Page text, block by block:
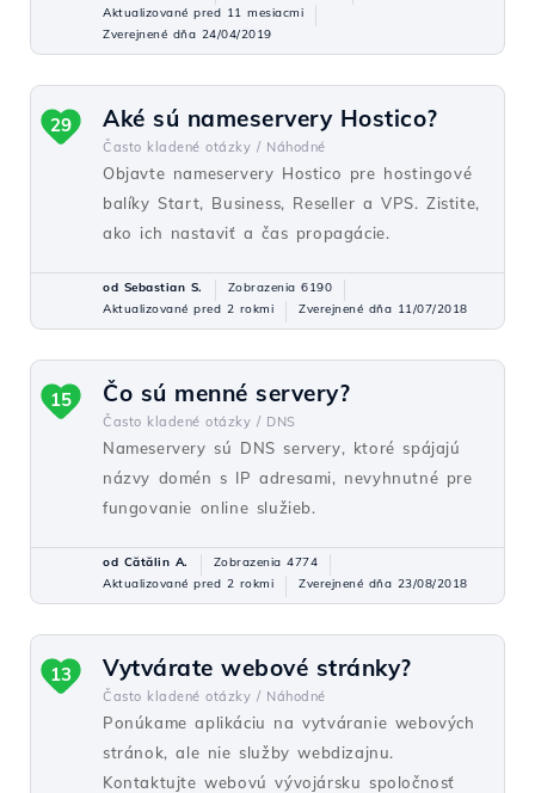
Aktualizované pred 11 mesiacmi
Zverejnené dňa 24/04/2019
Aké sú nameservery Hostico?
Často kladené otázky / Náhodné
Objavte nameservery Hostico pre hostingové
balíky Start, Business, Reseller a VPS. Zistite,
ako ich nastaviť a čas propagácie.
29
od Sebastian S.
Zobrazenia 6190
Aktualizované pred 2 rokmi
Zverejnené dňa 11/07/2018
Čo sú menné servery?
Často kladené otázky / DNS
Nameservery sú DNS servery, ktoré spájajú
názvy domén s IP adresami, nevyhnutné pre
fungovanie online služieb.
15
od Cătălin A.
Zobrazenia 4774
Aktualizované pred 2 rokmi
Zverejnené dňa 23/08/2018
Vytvárate webové stránky?
Často kladené otázky / Náhodné
Ponúkame aplikáciu na vytváranie webových
stránok, ale nie služby webdizajnu.
Kontaktujte webovú vývojársku spoločnosť
13